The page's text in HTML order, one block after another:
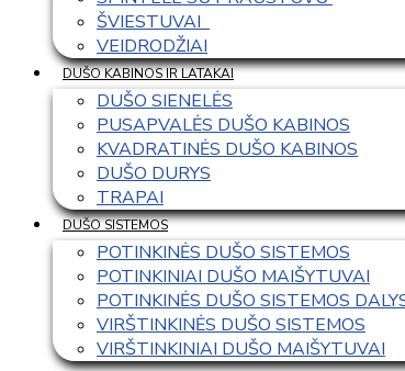
ŠVIESTUVAI
VEIDRODŽIAI
DUŠO KABINOS IR LATAKAI
DUŠO SIENELĖS
PUSAPVALĖS DUŠO KABINOS
KVADRATINĖS DUŠO KABINOS
DUŠO DURYS
TRAPAI
DUŠO SISTEMOS
POTINKINĖS DUŠO SISTEMOS
POTINKINIAI DUŠO MAIŠYTUVAI
POTINKINĖS DUŠO SISTEMOS
VIRŠTINKINĖS DUŠO SISTEMOS
VIRŠTINKINIAI DUŠO MAIŠYTUVAI